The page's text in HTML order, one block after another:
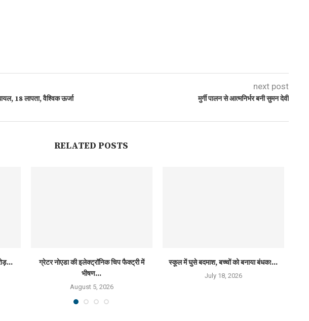
18 लापता, वैश्विक ऊर्जा
next post
मुर्गी पालन से आत्मनिर्भर बनी सुमन देवी
RELATED POSTS
ग्रेटर नोएडा की इलेक्ट्रॉनिक चिप फैक्ट्री में
भीषण...
August 5, 2026
स्कूल में घुसे बदमाश, बच्चों को बनाया बंधक!...
July 18, 2026